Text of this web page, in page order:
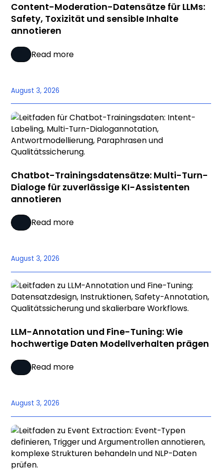
Content-Moderation-Datensätze für LLMs:
Safety, Toxizität und sensible Inhalte
annotieren
Read more
August 3, 2026
Chatbot-Trainingsdatensätze: Multi-Turn-
Dialoge für zuverlässige KI-Assistenten
annotieren
Read more
August 3, 2026
LLM-Annotation und Fine-Tuning: Wie
hochwertige Daten Modellverhalten prägen
Read more
August 3, 2026